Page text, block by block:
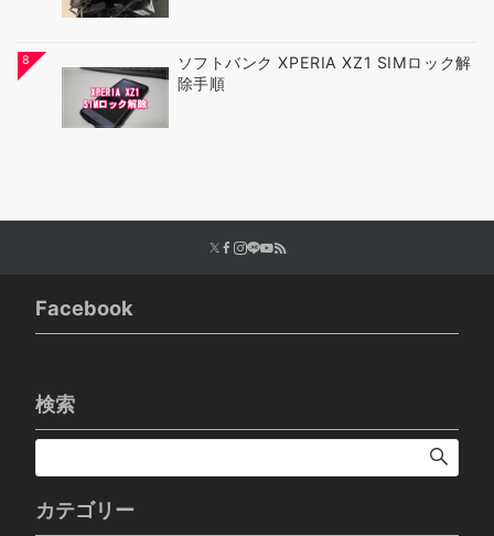
8
ソフトバンク XPERIA XZ1 SIMロック解
除手順
Facebook
検索
カテゴリー